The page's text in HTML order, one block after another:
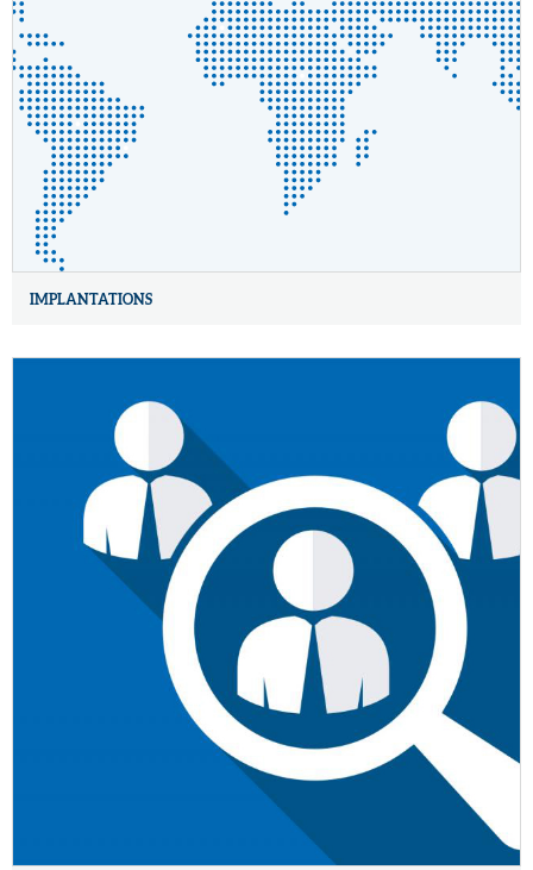
IMPLANTATIONS